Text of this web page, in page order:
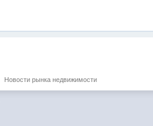
Новости рынка недвижимости